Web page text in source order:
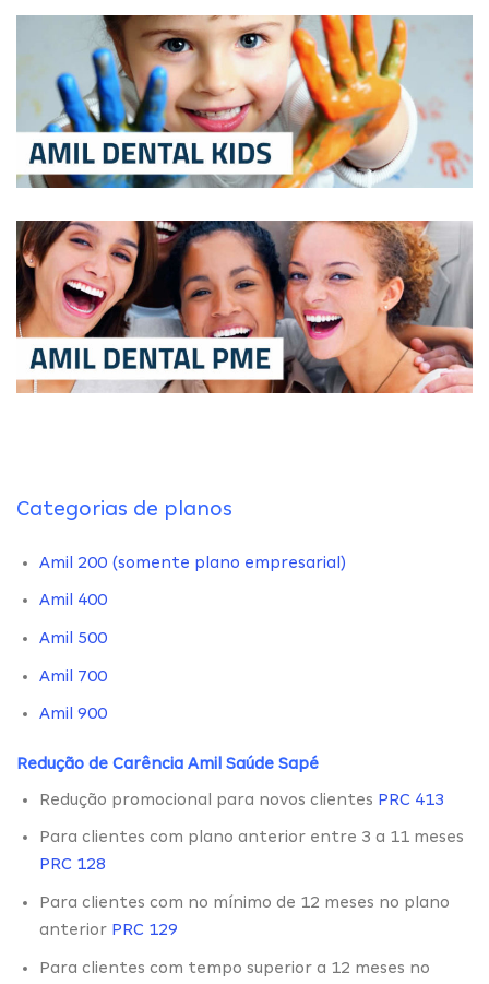
Categorias de planos
Amil 200 (somente plano empresarial)
Amil 400
Amil 500
Amil 700
Amil 900
Redução de Carência Amil Saúde Sapé
Redução promocional para novos clientes PRC 413
Para clientes com plano anterior entre 3 a 11 meses
PRC 128
Para clientes com no mínimo de 12 meses no plano
anterior PRC 129
Para clientes com tempo superior a 12 meses no